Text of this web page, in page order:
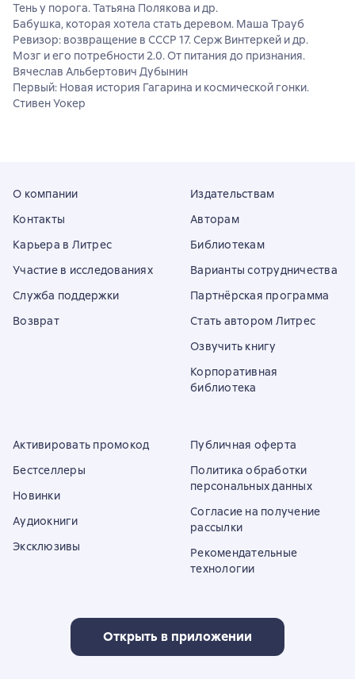
Тень у порога. Татьяна Полякова и др.
Бабушка, которая хотела стать деревом. Маша Трауб
Ревизор: возвращение в СССР 17. Серж Винтеркей и др.
Мозг и его потребности 2.0. От питания до признания.
Вячеслав Альбертович Дубынин
Первый: Новая история Гагарина и космической гонки.
Стивен Уокер
О компании
Контакты
Карьера в Литрес
Участие в исследованиях
Служба поддержки
Возврат
Издательствам
Авторам
Библиотекам
Варианты сотрудничества
Партнёрская программа
Стать автором Литрес
Озвучить книгу
Корпоративная
библиотека
Активировать промокод
Бестселлеры
Новинки
Аудиокниги
Эксклюзивы
Публичная оферта
Политика обработки
персональных данных
Согласие на получение
рассылки
Рекомендательные
технологии
Открыть в приложении